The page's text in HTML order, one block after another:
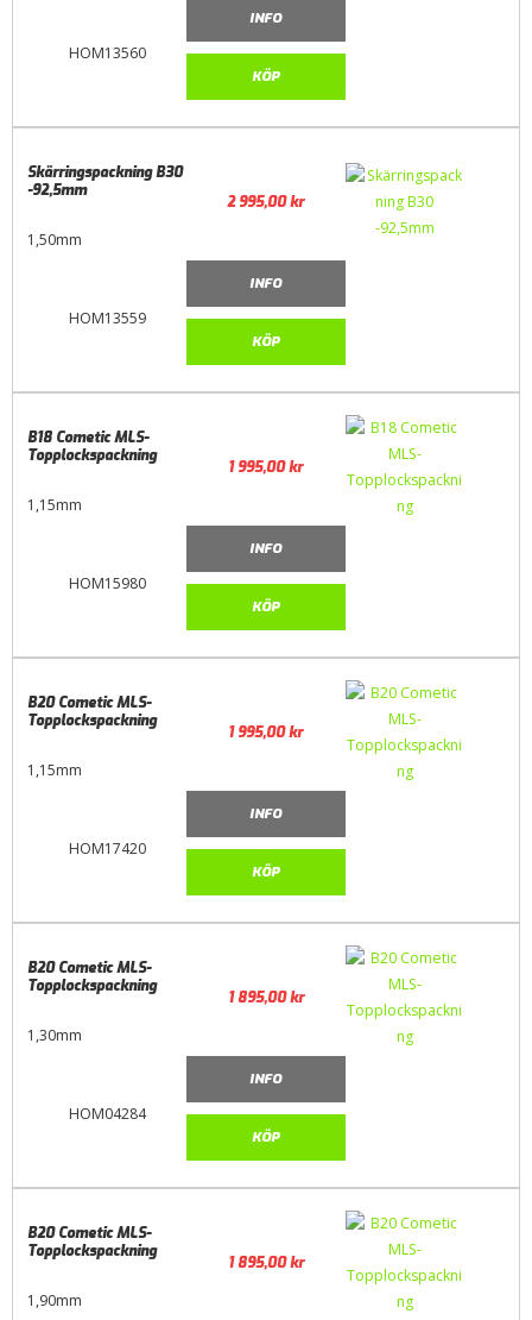
HOM13560
INFO
KÖP
HOM13559
Skärringspackning B30
-92,5mm
1,50mm
2 995,00kr
INFO
KÖP
HOM15980
B18 Cometic MLS-
Topplockspackning
1,15mm
1 995,00kr
INFO
KÖP
HOM17420
B20 Cometic MLS-
Topplockspackning
1,15mm
1 995,00kr
INFO
KÖP
HOM04284
B20 Cometic MLS-
Topplockspackning
1,30mm
1 895,00kr
INFO
KÖP
B20 Cometic MLS-
Topplockspackning
1,90mm
1 895,00kr